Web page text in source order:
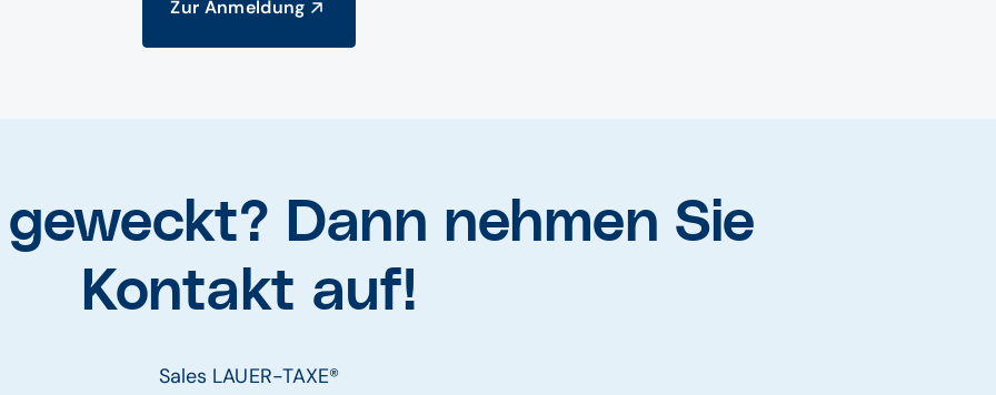
Zur Anmeldung
geweckt? Dann nehmen Sie
Kontakt auf!
Sales LAUER-TAXE®